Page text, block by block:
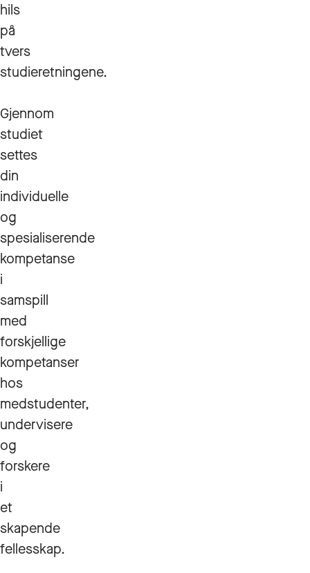
hils
på
tvers
studieretningene.
Gjennom
studiet
settes
din
individuelle
og
spesialiserende
kompetanse
i
samspill
med
forskjellige
kompetanser
hos
medstudenter,
undervisere
og
forskere
i
et
skapende
fellesskap.